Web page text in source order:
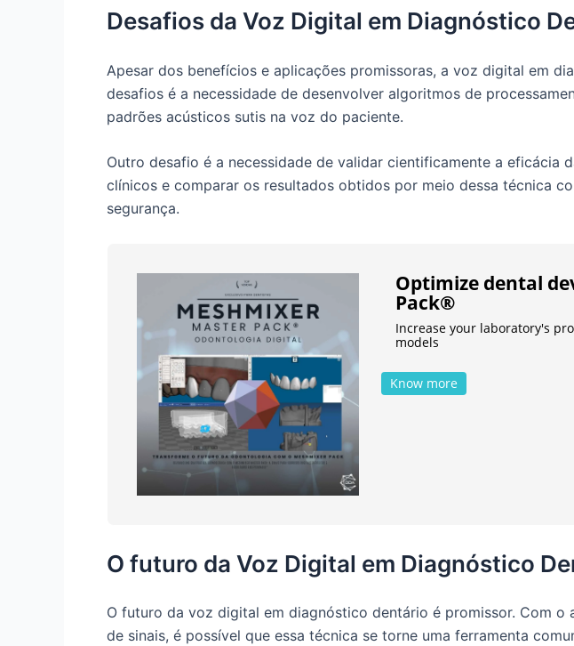
Desafios da Voz Digital em Diagnóstico
Apesar dos benefícios e aplicações promissoras, a voz digital em
desafios é a necessidade de desenvolver algoritmos de
padrões acústicos sutis na voz do paciente.
Outro desafio é a necessidade de validar cientificamente a
clínicos e comparar os resultados obtidos por meio dessa técnica
segurança.
Optimize dental
Pack®
Increase your laboratory's
models
Know more
O futuro da Voz Digital em Diagnóstico
O futuro da voz digital em diagnóstico dentário é promissor. Com
de sinais, é possível que essa técnica se torne uma ferramenta